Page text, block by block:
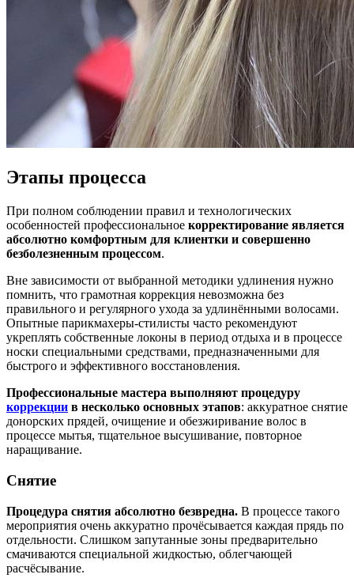
Этапы процесса
При полном соблюдении правил и технологических
особенностей профессиональное корректирование является
абсолютно комфортным для клиентки и совершенно
безболезненным процессом.
Вне зависимости от выбранной методики удлинения нужно
помнить, что грамотная коррекция невозможна без
правильного и регулярного ухода за удлинёнными волосами.
Опытные парикмахеры-стилисты часто рекомендуют
укреплять собственные локоны в период отдыха и в процессе
носки специальными средствами, предназначенными для
быстрого и эффективного восстановления.
Профессиональные мастера выполняют процедуру
коррекции в несколько основных этапов: аккуратное снятие
донорских прядей, очищение и обезжиривание волос в
процессе мытья, тщательное высушивание, повторное
наращивание.
Снятие
Процедура снятия абсолютно безвредна. В процессе такого
мероприятия очень аккуратно прочёсывается каждая прядь по
отдельности. Слишком запутанные зоны предварительно
смачиваются специальной жидкостью, облегчающей
расчёсывание.